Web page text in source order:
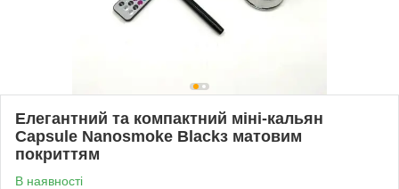
Елегантний та компактний міні-кальян
Capsule Nanosmoke Blackз матовим
покриттям
В наявності